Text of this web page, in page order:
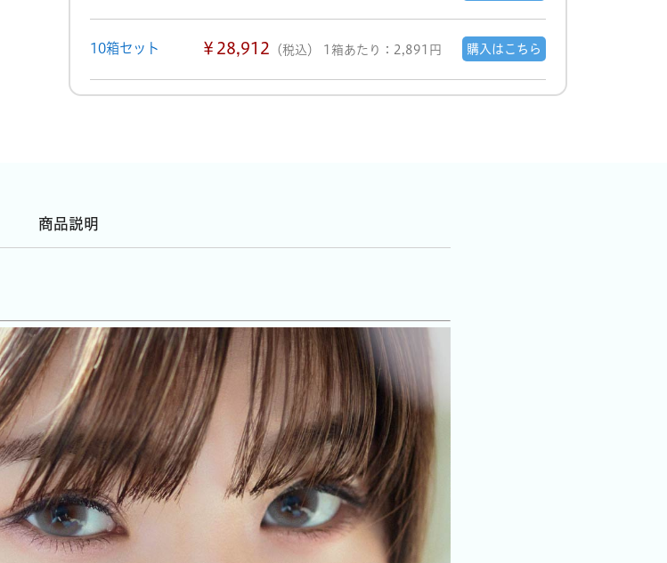
10箱セット ￥28,912 （税込） 1箱あたり：2,891円 購入はこちら
商品説明